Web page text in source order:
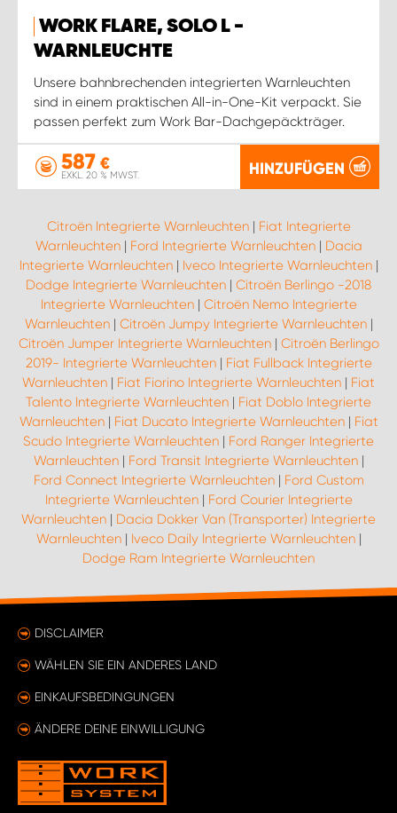
WORK FLARE, SOLO L -
WARNLEUCHTE
Unsere bahnbrechenden integrierten Warnleuchten
sind in einem praktischen All-in-One-Kit verpackt. Sie
passen perfekt zum Work Bar-Dachgepäckträger.
587 €
EXKL. 20 % MWST. HINZUFÜGEN
Citroën Integrierte Warnleuchten| Fiat Integrierte
Warnleuchten| Ford Integrierte Warnleuchten| Dacia
Integrierte Warnleuchten| Iveco Integrierte Warnleuchten|
Dodge Integrierte Warnleuchten | Citroën Berlingo -2018
Integrierte Warnleuchten| Citroën Nemo Integrierte
Warnleuchten| Citroën Jumpy Integrierte Warnleuchten|
Citroën Jumper Integrierte Warnleuchten| Citroën Berlingo
2019- Integrierte Warnleuchten| Fiat Fullback Integrierte
Warnleuchten | Fiat Fiorino Integrierte Warnleuchten | Fiat
Talento Integrierte Warnleuchten | Fiat Doblo Integrierte
Warnleuchten| Fiat Ducato Integrierte Warnleuchten| Fiat
Scudo Integrierte Warnleuchten | Ford Ranger Integrierte
Warnleuchten| Ford Transit Integrierte Warnleuchten|
Ford Connect Integrierte Warnleuchten| Ford Custom
Integrierte Warnleuchten| Ford Courier Integrierte
Warnleuchten | Dacia Dokker Van (Transporter) Integrierte
Warnleuchten| Iveco Daily Integrierte Warnleuchten|
Dodge Ram Integrierte Warnleuchten
DISCLAIMER
WÄHLEN SIE EIN ANDERES LAND
EINKAUFSBEDINGUNGEN
ÄNDERE DEINE EINWILLIGUNG